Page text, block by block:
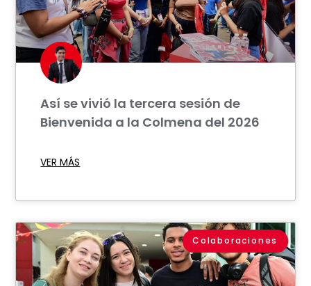
Así se vivió la tercera sesión de
Bienvenida a la Colmena del 2026
VER MÁS
Colaboraciones